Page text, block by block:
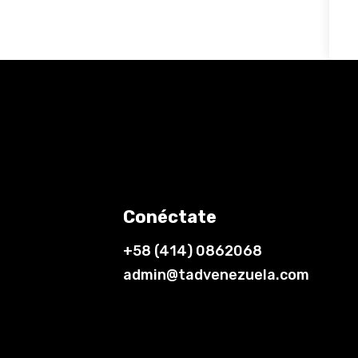
Conéctate
+58 (414) 0862068
admin@tadvenezuela.com